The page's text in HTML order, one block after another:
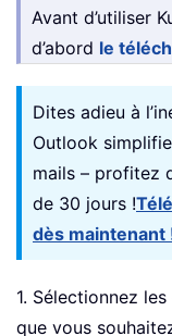
Avant d’utiliser
d’abord le
Dites adieu à
Outlook
mails – profitez
de 30 jours !
dès maintenant
1. Sélectionnez
que vous